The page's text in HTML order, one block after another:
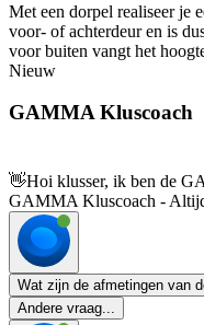
Met een dorpel realiseer je
voor- of achterdeur en is
voor buiten vangt het
Nieuw
GAMMA Kluscoach
👋Hoi klusser, ik ben de
GAMMA Kluscoach -
Wat zijn de afmetingen van
Andere vraag...